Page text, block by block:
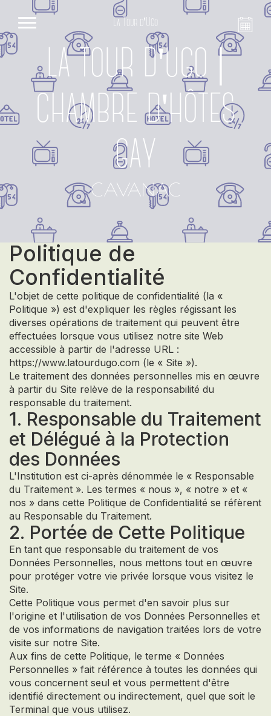
La Tour d'Ugo
LA TOUR D'UGO |
CHAMBRE D'HÔTES
GAY
CAVANAC
Politique de
Confidentialité
L'objet de cette politique de confidentialité (la «
Politique ») est d'expliquer les règles régissant les
diverses opérations de traitement qui peuvent être
effectuées lorsque vous utilisez notre site Web
accessible à partir de l'adresse URL :
https://www.latourdugo.com (le « Site »).
Le traitement des données personnelles mis en œuvre
à partir du Site relève de la responsabilité du
responsable du traitement.
1. Responsable du Traitement
et Délégué à la Protection
des Données
L'Institution est ci-après dénommée le « Responsable
du Traitement ». Les termes « nous », « notre » et «
nos » dans cette Politique de Confidentialité se réfèrent
au Responsable du Traitement.
2. Portée de Cette Politique
En tant que responsable du traitement de vos
Données Personnelles, nous mettons tout en œuvre
pour protéger votre vie privée lorsque vous visitez le
Site.
Cette Politique vous permet d'en savoir plus sur
l'origine et l'utilisation de vos Données Personnelles et
de vos informations de navigation traitées lors de votre
visite sur notre Site.
Aux fins de cette Politique, le terme « Données
Personnelles » fait référence à toutes les données qui
vous concernent seul et vous permettent d'être
identifié directement ou indirectement, quel que soit le
Terminal que vous utilisez.